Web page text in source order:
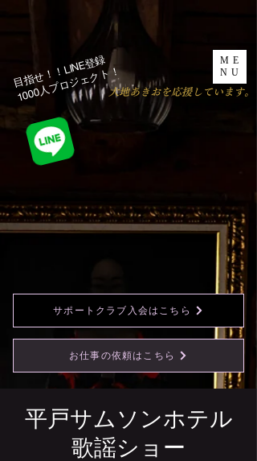
ME
NU
​大地あきおを応援しています。
目指せ！！LINE登録
1000人プロジェクト！​
お仕事の依頼はこちら
サポートクラブ入会はこちら
平戸サムソンホテル
歌謡ショー